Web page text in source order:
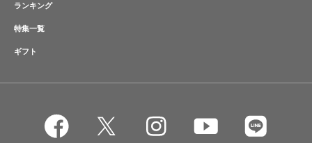
ランキング
特集一覧
ギフト